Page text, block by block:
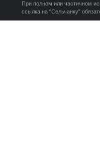
При полном или частичном
ссылка на "Сельчанку"